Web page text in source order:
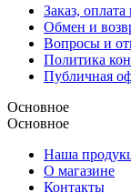
Заказ, оплата
Обмен и
Вопросы и
Политика
Публичная
Основное
Основное
Наша
О магазине
Контакты